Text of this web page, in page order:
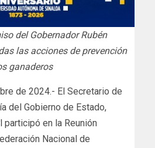
del Gobernador Rubén
las acciones de prevención
ganaderos
de 2024.- El Secretario de
del Gobierno de Estado,
en la Reunión
Nacional de